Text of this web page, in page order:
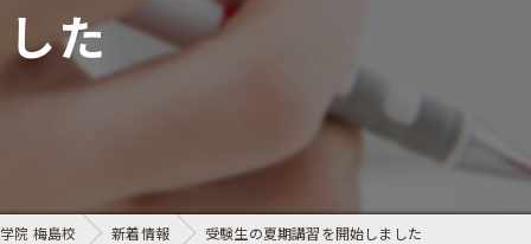
高校生
テスト
た
院 梅島校 新着情報 受験生の夏期講習を開始しました